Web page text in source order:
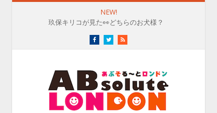
NEW!
玖保キリコが見た👀どちらのお犬様？
FacebookTwitterRSS